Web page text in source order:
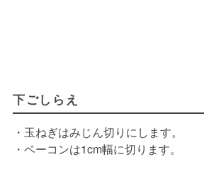
下ごしらえ
・玉ねぎはみじん切りにします。
・ベーコンは1cm幅に切ります。